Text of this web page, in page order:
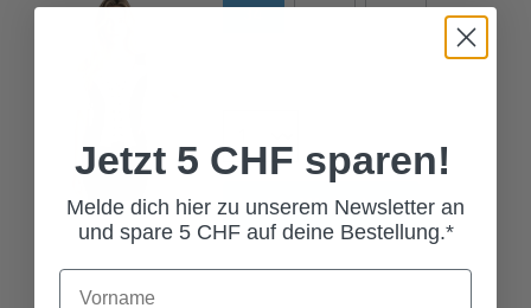
In den Warenkorb
Jetzt 5 CHF sparen!
Melde dich hier zu unserem Newsletter an
und spare 5 CHF auf deine Bestellung.*